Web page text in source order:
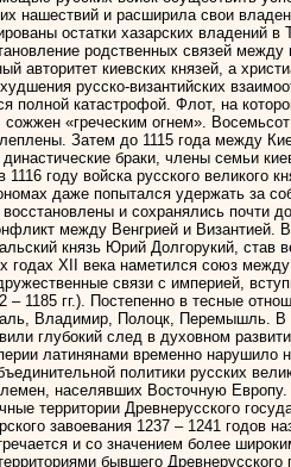
нашествий и расширила свои
остатки хазарских владений
родственных связей
авторитет киевских князей, а
русско-византийских
полной катастрофой. Флот, на
«греческим огнем».
Затем до 1115 года между
браки, члены семьи
1116 году войска русского великого
даже попытался удержать за
и сохранялись почти
между Венгрией и Византией.
князь Юрий Долгорукий, став
годах XII века наметился союз
связи с империей,
– 1185 гг.). Постепенно в тесные
Владимир, Полоцк, Перемышль. В
глубокий след в духовном
латинянами временно нарушило
политики русских
населявших Восточную
территории Древнерусского
завоевания 1237 – 1241 годов
и со значением более
бывшего